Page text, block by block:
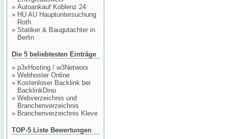
» Autoankauf Koblenz 24
» HU AU Hauptuntersuchung
Roth
» Statiker & Baugutachter in
Berlin
Die 5 beliebtesten Einträge
» p3xHosting / w3Networx
» Webhoster Online
» Kostenloser Backlink bei
BacklinkDino
» Webverzeichnis und
Branchenverzeichnis
» Branchenverzeichnis Kleve
TOP-5 Liste Bewertungen